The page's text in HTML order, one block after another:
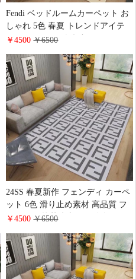
Fendi ベッドルームカーペット お
しゃれ 5色 春夏 トレンドアイテ
ム フェンディ 絨毯 玄関マット ほ
カーペット送料無料
￥4500￥6500
24SS 春夏新作 フェンディ カーペ
ット 6色 滑り止め素材 高品質 フ
ランネル 抗菌防塵 Fロゴ付き ハ
マット 人気 五八間 ラグ カーペッ
トおしゃれFendi
￥4500￥6500